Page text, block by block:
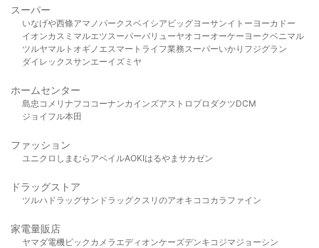
スーパー
いなげや西條アマノパークスベイシア ビッグヨーサンイトーヨーカドー
イオンカスミ マルエツスーパーバリューヤオコーオーケー ヨークベニマル
ツルヤマルト オギノ エスマート ライフ業務スーパーいかり フジグラン
ダイレックスサンエーイズミヤ
ホームセンター
島忠 コメリ ナフコ コーナンカインズアストロプロダクツDCM
ジョイフル本田
ファッション
ユニクロ しまむら アベイルAOKIはるやま サカゼン
ドラッグストア
ツルハドラッグサンドラッグクスリのアオキ ココカラファイン
家電量販店
ヤマダ電機ビックカメラ エディオンケーズデンキ コジマジョーシン